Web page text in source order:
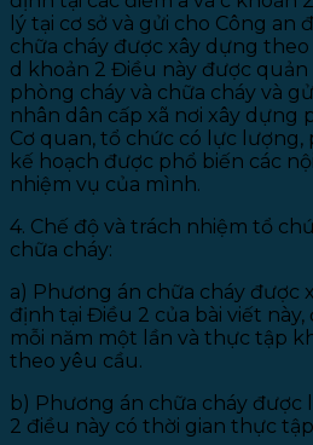
lý tại cơ sở và gửi cho Công
chữa cháy được xây dựng
d khoản 2 Điều này được quản
phòng cháy và chữa cháy và
nhân dân cấp xã nơi xây dựng
Cơ quan, tổ chức có lực
kế hoạch được phổ biến các
nhiệm vụ của mình.
4. Chế độ và trách nhiệm tổ
chữa cháy:
a) Phương án chữa cháy được
định tại Điều 2 của bài viết
mỗi năm một lần và thực tập
theo yêu cầu.
b) Phương án chữa cháy được
2 điều này có thời gian thực